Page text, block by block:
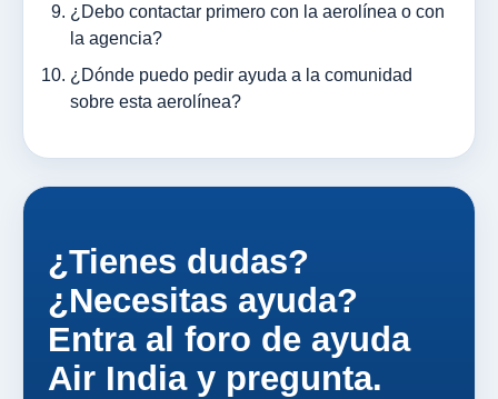
¿Debo contactar primero con la aerolínea o con
la agencia?
¿Dónde puedo pedir ayuda a la comunidad
sobre esta aerolínea?
¿Tienes dudas?
¿Necesitas ayuda?
Entra al foro de ayuda
Air India y pregunta.